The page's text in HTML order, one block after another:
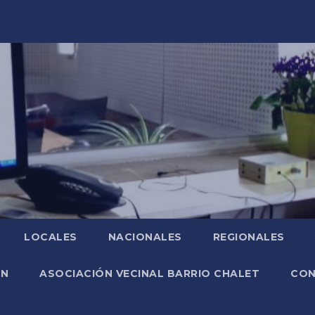
LOCALES NACIONALES REGIONALES
ASOCIACIÓN VECINAL BARRIO CHALET